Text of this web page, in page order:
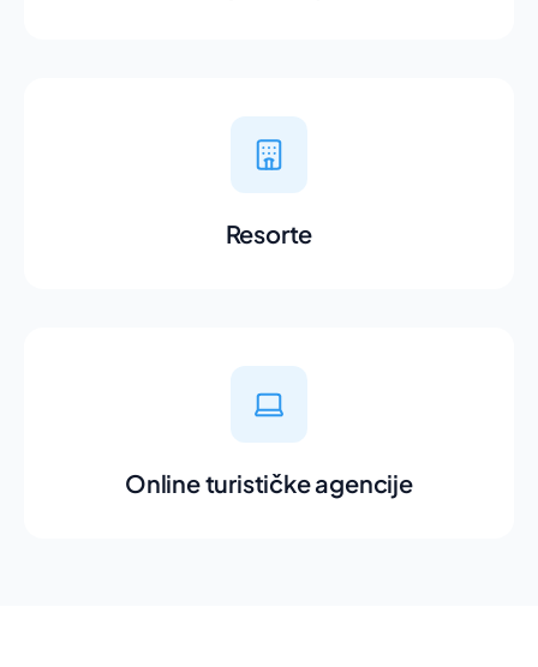
Resorte
Online turističke agencije